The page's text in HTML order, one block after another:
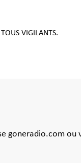
VIGILANTS.
goneradio.com ou